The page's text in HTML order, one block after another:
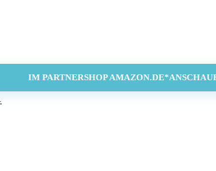
IM PARTNERSHOP